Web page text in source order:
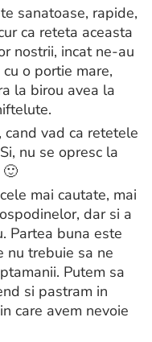
sanatoase, rapide,
ca reteta aceasta
nostrii, incat ne-au
o portie mare,
la birou avea la
cand vad ca retetele
nu se opresc la
mai cautate, mai
dar si a
Partea buna este
nu trebuie sa ne
Putem sa
si pastram in
care avem nevoie